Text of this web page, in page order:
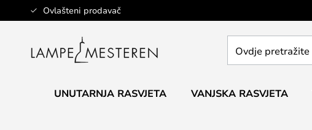
Ovlašteni prodavač
Skip
to
pretražite
trgovinu...
UNUTARNJA RASVJETA VANJSKA RASVJETA